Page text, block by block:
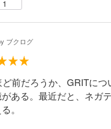
1
ブクログ
ど前だろうか、GRITに
ある。最近だと、ネガ
。